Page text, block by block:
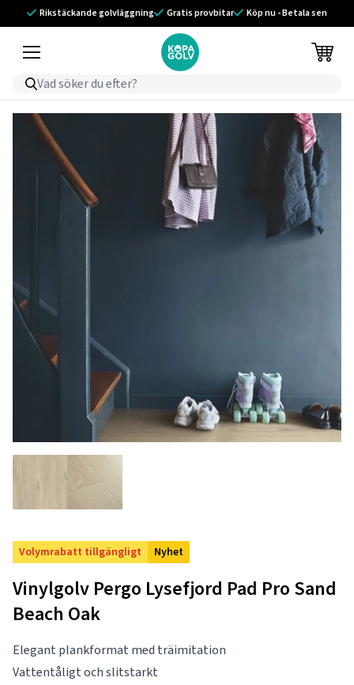
Rikstäckande golvläggning Gratis provbitar Köp nu - Betala sen
Volymrabatt tillgängligt Nyhet
Vinylgolv Pergo Lysefjord Pad Pro Sand
Beach Oak
Elegant plankformat med träimitation
Vattentåligt och slitstarkt